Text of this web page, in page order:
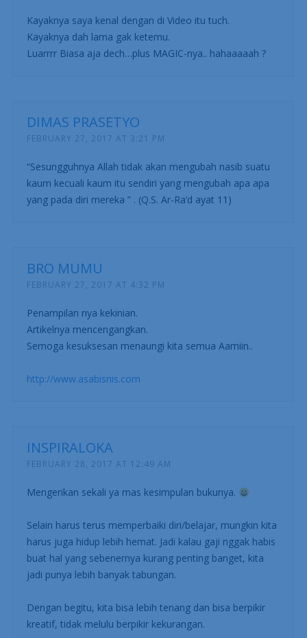
Kayaknya saya kenal dengan di Video itu tuch.
Kayaknya dah lama gak ketemu.
Luarrrr Biasa aja dech…plus MAGIC-nya.. hahaaaaah ?
DIMAS PRASETYO
FEBRUARY 27, 2017 AT 3:21 PM
“Sesungguhnya Allah tidak akan mengubah nasib suatu
kaum kecuali kaum itu sendiri yang mengubah apa apa
yang pada diri mereka ” . (Q.S. Ar-Ra’d ayat 11)
BRO MUMU
FEBRUARY 27, 2017 AT 4:32 PM
Penampilan nya kekinian.
Artikelnya mencengangkan.
Semoga kesuksesan menaungi kita semua Aamiin..
http://www.asabisnis.com
INSPIRALOKA
FEBRUARY 28, 2017 AT 12:49 AM
Mengerikan sekali ya mas kesimpulan bukunya.
Selain harus terus memperbaiki diri/belajar, mungkin kita
harus juga hidup lebih hemat. Jadi kalau gaji nggak habis
buat hal yang sebenernya kurang penting banget, kita
jadi punya lebih banyak tabungan.
Dengan begitu, kita bisa lebih tenang dan bisa berpikir
kreatif, tidak melulu berpikir kekurangan.